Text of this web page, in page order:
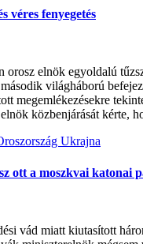
véres fenyegetés
elnök egyoldalú
világháború
megemlékezésekre
közbenjárását kérte,
Ukrajna
ott a moszkvai katonai
vád miatt kiutasított